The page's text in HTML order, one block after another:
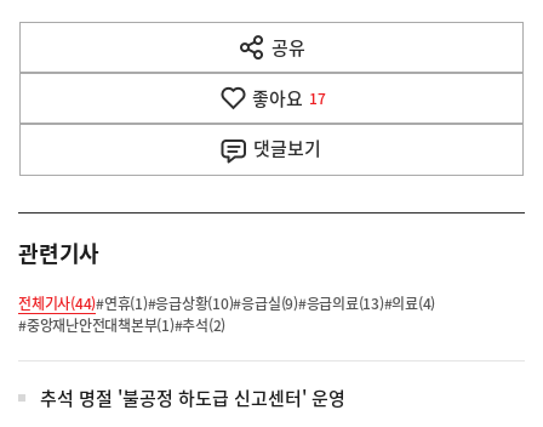
다
음
공유
열
기
좋아요 17
댓글보기
관련기사
전체기사(44)#연휴(1)#응급상황(10)#응급실(9)#응급의료(13)#의료(4)
#중앙재난안전대책본부(1)#추석(2)
추석 명절 '불공정 하도급 신고센터' 운영